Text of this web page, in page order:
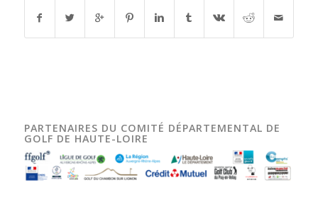
PARTENAIRES DU COMITÉ DÉPARTEMENTAL DE
GOLF DE HAUTE-LOIRE